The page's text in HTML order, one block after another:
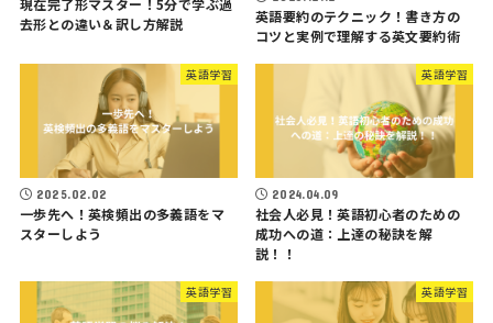
現在完了形マスター！5分で学ぶ過
去形との違い＆訳し方解説
英語要約のテクニック！書き方の
コツと実例で理解する英文要約術
英語学習
2025.02.02
一歩先へ！英検頻出の多義語をマ
スターしよう
英語学習
2024.04.09
社会人必見！英語初心者のための
成功への道：上達の秘訣を解
説！！
英語学習 英語学習